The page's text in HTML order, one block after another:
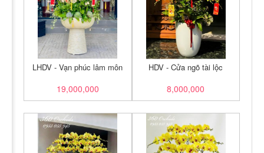
LHDV - Vạn phúc lâm môn
19,000,000
HDV - Cửa ngõ tài lộc
8,000,000